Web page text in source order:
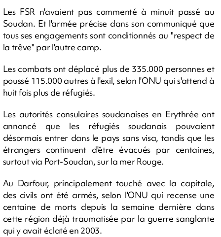
Les FSR n'avaient pas commenté à minuit passé au
Soudan. Et l'armée précise dans son communiqué que
tous ses engagements sont conditionnés au "respect de
la trêve" par l'autre camp.
Les combats ont déplacé plus de 335.000 personnes et
poussé 115.000 autres à l'exil, selon l'ONU qui s'attend à
huit fois plus de réfugiés.
Les autorités consulaires soudanaises en Erythrée ont
annoncé que les réfugiés soudanais pouvaient
désormais entrer dans le pays sans visa, tandis que les
étrangers continuent d'être évacués par centaines,
surtout via Port-Soudan, sur la mer Rouge.
Au Darfour, principalement touché avec la capitale,
des civils ont été armés, selon l'ONU qui recense une
centaine de morts depuis la semaine dernière dans
cette région déjà traumatisée par la guerre sanglante
qui y avait éclaté en 2003.